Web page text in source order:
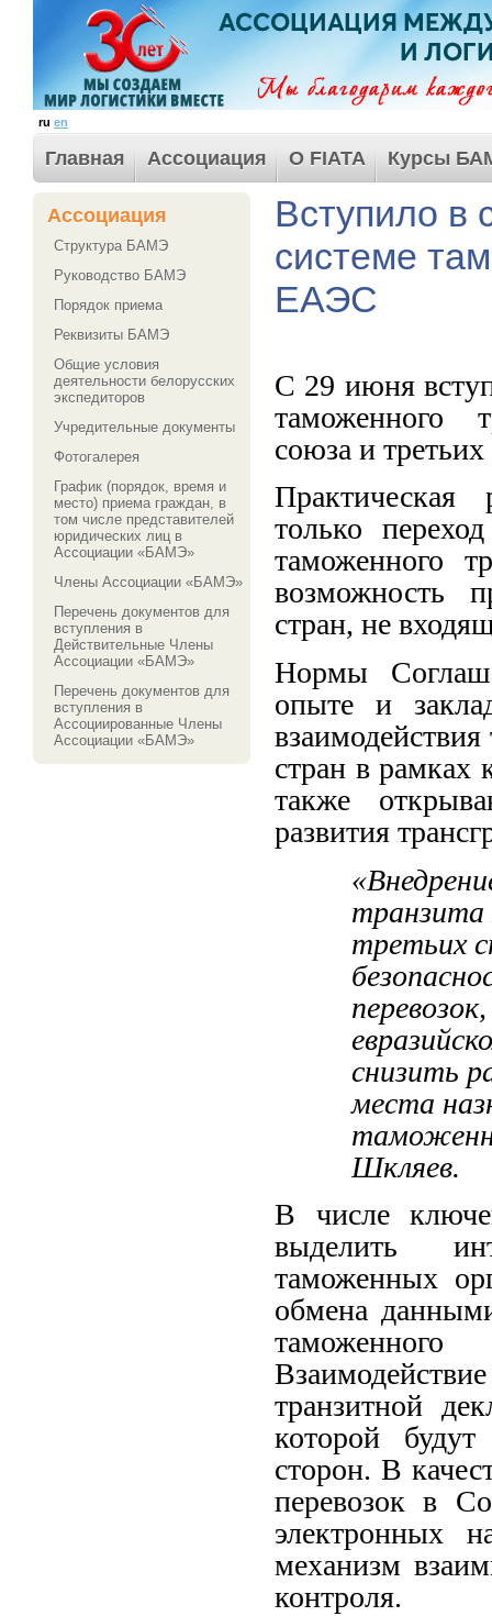
ru en
Главная Ассоциация О FIATA Курсы
Ассоциация
Структура БАМЭ
Руководство БАМЭ
Порядок приема
Реквизиты БАМЭ
Общие условия
деятельности белорусских
экспедиторов
Учредительные документы
Фотогалерея
График (порядок, время и
место) приема граждан, в
том числе представителей
юридических лиц в
Ассоциации «БАМЭ»
Члены Ассоциации «БАМЭ»
Перечень документов для
вступления в
Действительные Члены
Ассоциации «БАМЭ»
Перечень документов для
вступления в
Ассоциированные Члены
Ассоциации «БАМЭ»
Вступило в
системе
ЕАЭС
С 29 июня
таможенного
союза и
Практическая
только
таможенного
возможность
стран, не
Нормы
опыте и
стран в рамках
также
развития
транзита
третьих
снизить
места
Шкляев.
В числе
выделить
таможенных
обмена
транзитной
которой
сторон. В
перевозок в
электронных
механизм
контроля.